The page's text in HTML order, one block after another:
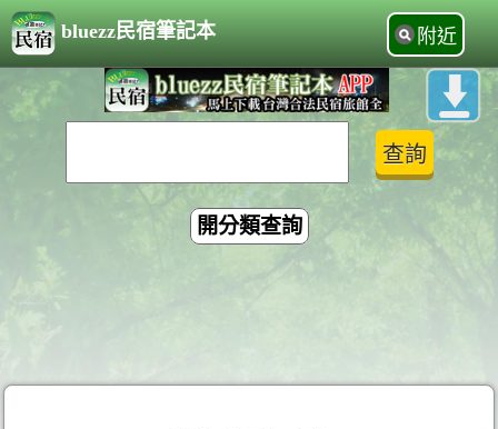
bluezz民宿筆記本 附近
開分類查詢